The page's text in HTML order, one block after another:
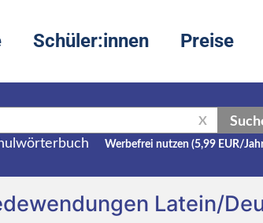
Schüler:innen Preise
X
Werbefrei nutzen (5,99 EUR/
Latein/